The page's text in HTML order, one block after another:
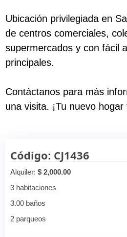
Ubicación privilegiada en
de centros comerciales,
supermercados y con fácil
principales.
Contáctanos para más
una visita. ¡Tu nuevo hogar
Código: CJ1436
Alquiler:$ 2,000.00
3 habitaciones
3.00 baños
2 parqueos